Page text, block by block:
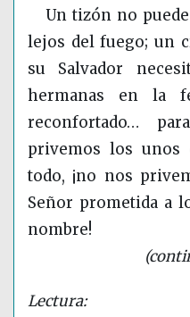
Un tizón no
lejos del fuego; un
su Salvador
hermanas en la
reconfortado…
privemos los unos
todo, ¡no nos
Señor prometida a
nombre!